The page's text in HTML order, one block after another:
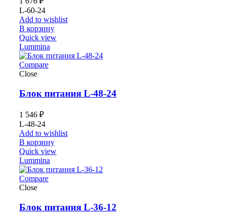
L-60-24
Add to wishlist
В корзину
Quick view
Lummina
Compare
Close
Блок питания L-48-24
1 546 ₽
L-48-24
Add to wishlist
В корзину
Quick view
Lummina
Compare
Close
Блок питания L-36-12